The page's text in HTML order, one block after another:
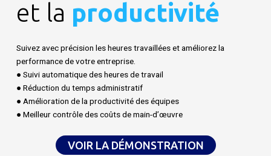
et la productivité
Suivez avec précision les heures travaillées et améliorez la
performance de votre entreprise.
● Suivi automatique des heures de travail
● Réduction du temps administratif
● Amélioration de la productivité des équipes
● Meilleur contrôle des coûts de main-d’œuvre
VOIR LA DÉMONSTRATION